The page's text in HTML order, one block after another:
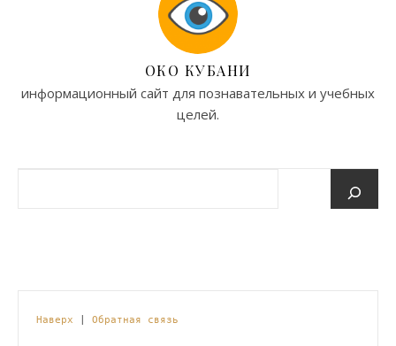
ОКО КУБАНИ
информационный сайт для познавательных и учебных
целей.
Наверх Обратная связь